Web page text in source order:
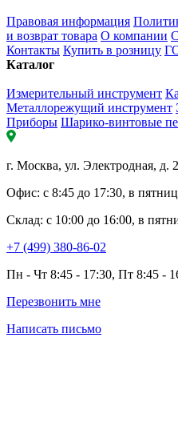
Правовая информация
и возврат товара О компании
Контакты Купить в розницу
Каталог
Измерительный инструмент
Металлорежущий инструмент
Приборы Шарико-винтовые
г. Москва, ул. Электродная, д.
Офис: с 8:45 до 17:30, в
Склад: с 10:00 до 16:00, в
+7 (499) 380-86-02
Пн - Чт 8:45 - 17:30, Пт 8:45 -
Перезвонить мне
Написать письмо